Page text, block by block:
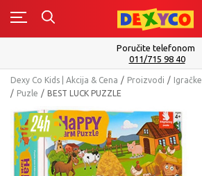
0
Poručite telefonom
011/715 98 40
Dexy Co Kids | Akcija & Cena Proizvodi Igračke
Puzle
BEST LUCK PUZZLE